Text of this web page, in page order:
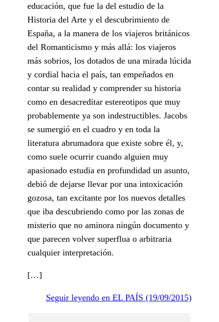
educación, que fue la del estudio de la
Historia del Arte y el descubrimiento de
España, a la manera de los viajeros británicos
del Romanticismo y más allá: los viajeros
más sobrios, los dotados de una mirada lúcida
y cordial hacia el país, tan empeñados en
contar su realidad y comprender su historia
como en desacreditar estereotipos que muy
probablemente ya son indestructibles. Jacobs
se sumergió en el cuadro y en toda la
literatura abrumadora que existe sobre él, y,
como suele ocurrir cuando alguien muy
apasionado estudia en profundidad un asunto,
debió de dejarse llevar por una intoxicación
gozosa, tan excitante por los nuevos detalles
que iba descubriendo como por las zonas de
misterio que no aminora ningún documento y
que parecen volver superflua o arbitraria
cualquier interpretación.
[…]
Seguir leyendo en EL PAÍS (19/09/2015)